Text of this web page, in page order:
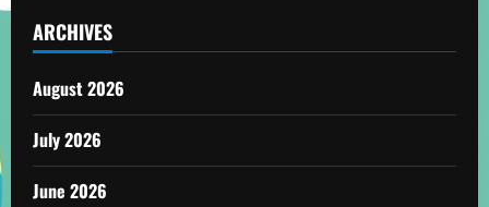
ARCHIVES
August 2026
July 2026
June 2026